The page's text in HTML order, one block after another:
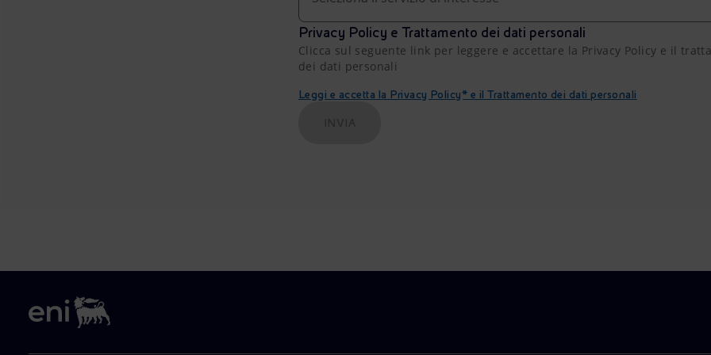
Privacy Policy e Trattamento dei dati personali
Clicca sul seguente link per leggere e accettare la Privacy Policy e il
dei dati personali
Leggi e accetta la Privacy Policy* e il Trattamento dei dati personali